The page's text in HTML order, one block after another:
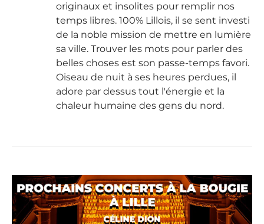
originaux et insolites pour remplir nos
temps libres. 100% Lillois, il se sent investi
de la noble mission de mettre en lumière
sa ville. Trouver les mots pour parler des
belles choses est son passe-temps favori.
Oiseau de nuit à ses heures perdues, il
adore par dessus tout l'énergie et la
chaleur humaine des gens du nord.